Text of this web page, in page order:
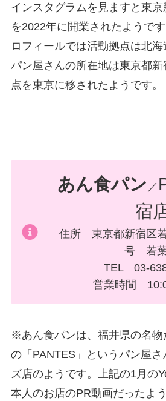
インスタグラムを見ますと東
を2022年に開業されたようで
ロフィールでは活動拠点は北
パン屋さんの所在地は東京都
点を東京に移されたようです。
あん食パン ／
宿
住所 東京都新宿区
号 若
TEL 03-
営業時間
※あん食パンは、福井県の名物
の「PANTES」というパン屋さ
ズ店のようです。上記の1月の
本人のお店のPR動画だったよう